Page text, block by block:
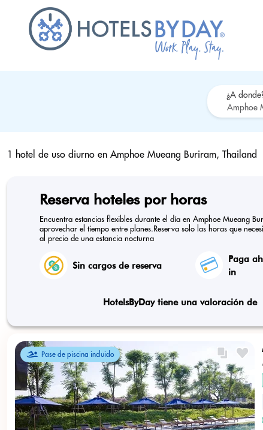
¿A
1 hotel de uso diurno en Amphoe Mueang Buriram, Thailand
Reserva hoteles por horas
Encuentra estancias flexibles durante el día en Amphoe Mueang
aprovechar el tiempo entre planes.Reserva solo las horas que
al precio de una estancia nocturna
Sin cargos de reserva
Paga
in
HotelsByDay tiene una valoración de
Pase de piscina incluido